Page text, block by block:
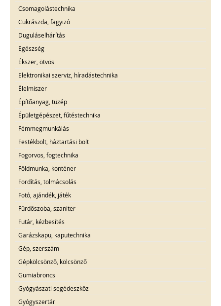
Csomagolástechnika
Cukrászda, fagyizó
Duguláselhárítás
Egészség
Ékszer, ötvös
Elektronikai szerviz, híradástechnika
Élelmiszer
Építőanyag, tüzép
Épületgépészet, fűtéstechnika
Fémmegmunkálás
Festékbolt, háztartási bolt
Fogorvos, fogtechnika
Földmunka, konténer
Fordítás, tolmácsolás
Fotó, ajándék, játék
Fürdőszoba, szaniter
Futár, kézbesítés
Garázskapu, kaputechnika
Gép, szerszám
Gépkölcsönző, kölcsönző
Gumiabroncs
Gyógyászati segédeszköz
Gyógyszertár